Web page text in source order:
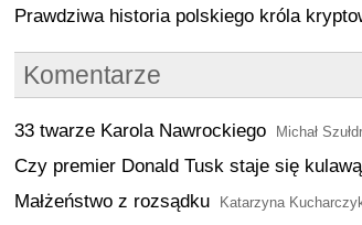
Prawdziwa historia polskiego króla
Komentarze
33 twarze Karola Nawrockiego Michał
Czy premier Donald Tusk staje się
Małżeństwo z rozsądku Katarzyna